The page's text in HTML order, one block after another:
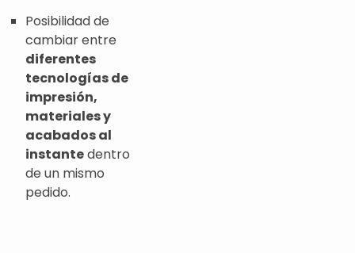
Posibilidad de
cambiar entre
diferentes
tecnologías de
impresión,
materiales y
acabados al
instantedentro
de un mismo
pedido.